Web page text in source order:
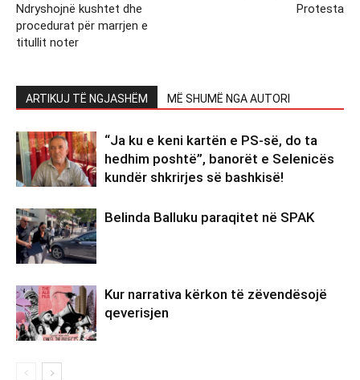
Ndryshojnë kushtet dhe
procedurat për marrjen e
titullit noter
Protesta
ARTIKUJ TË NGJASHËM MË SHUMË NGA AUTORI
“Ja ku e keni kartën e PS-së, do ta
hedhim poshtë”, banorët e Selenicës
kundër shkrirjes së bashkisë!
Belinda Balluku paraqitet në SPAK
Kur narrativa kërkon të zëvendësojë
qeverisjen